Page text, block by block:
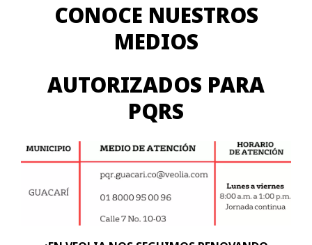
CONOCE NUESTROS
MEDIOS
AUTORIZADOS PARA
PQRS